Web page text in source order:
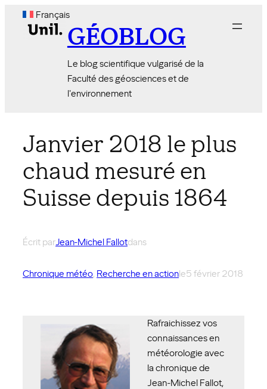
Français
GÉOBLOG
Le blog scientifique vulgarisé de la
Faculté des géosciences et de
l'environnement
Janvier 2018 le plus
chaud mesuré en
Suisse depuis 1864
Écrit parJean-Michel Fallotdans
Chronique météo Recherche en actionle5 février 2018
Rafraichissez vos
connaissances en
météorologie avec
la chronique de
Jean-Michel Fallot,